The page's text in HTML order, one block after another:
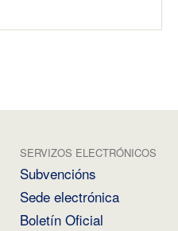
SERVIZOS ELECTRÓNICOS
Subvencións
Sede electrónica
Boletín Oficial